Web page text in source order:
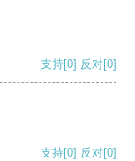
支持[0] 反对[0]
支持[0] 反对[0]